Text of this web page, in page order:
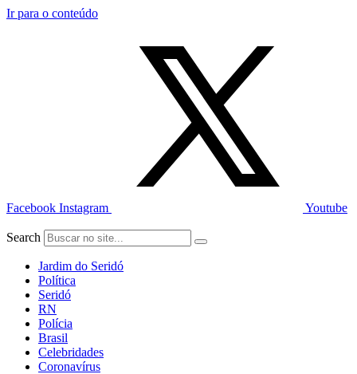
Ir para o conteúdo
Facebook Instagram Youtube
Search
Jardim do Seridó
Política
Seridó
RN
Polícia
Brasil
Celebridades
Coronavírus